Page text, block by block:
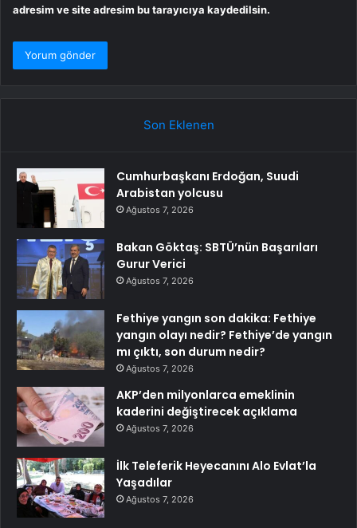
adresim ve site adresim bu tarayıcıya kaydedilsin.
Son Eklenen
Cumhurbaşkanı Erdoğan, Suudi
Arabistan yolcusu
Ağustos 7, 2026
Bakan Göktaş: SBTÜ’nün Başarıları
Gurur Verici
Ağustos 7, 2026
Fethiye yangın son dakika: Fethiye
yangın olayı nedir? Fethiye’de yangın
mı çıktı, son durum nedir?
Ağustos 7, 2026
AKP’den milyonlarca emeklinin
kaderini değiştirecek açıklama
Ağustos 7, 2026
İlk Teleferik Heyecanını Alo Evlat’la
Yaşadılar
Ağustos 7, 2026